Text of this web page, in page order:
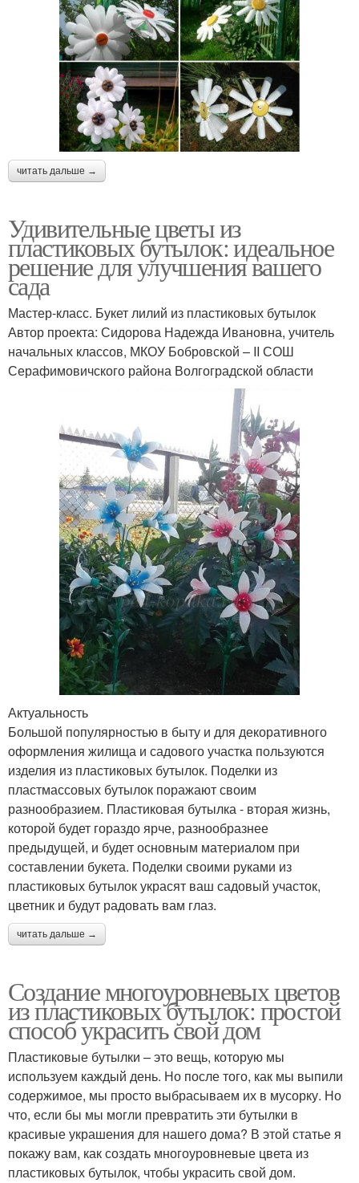
читать дальше →
Удивительные цветы из
пластиковых бутылок: идеальное
решение для улучшения вашего
сада
Мастер-класс. Букет лилий из пластиковых бутылок
Автор проекта: Сидорова Надежда Ивановна, учитель
начальных классов, МКОУ Бобровской – ΙΙ СОШ
Серафимовичского района Волгоградской области
Актуальность
Большой популярностью в быту и для декоративного
оформления жилища и садового участка пользуются
изделия из пластиковых бутылок. Поделки из
пластмассовых бутылок поражают своим
разнообразием. Пластиковая бутылка - вторая жизнь,
которой будет гораздо ярче, разнообразнее
предыдущей, и будет основным материалом при
составлении букета. Поделки своими руками из
пластиковых бутылок украсят ваш садовый участок,
цветник и будут радовать вам глаз.
читать дальше →
Создание многоуровневых цветов
из пластиковых бутылок: простой
способ украсить свой дом
Пластиковые бутылки – это вещь, которую мы
используем каждый день. Но после того, как мы выпили
содержимое, мы просто выбрасываем их в мусорку. Но
что, если бы мы могли превратить эти бутылки в
красивые украшения для нашего дома? В этой статье я
покажу вам, как создать многоуровневые цвета из
пластиковых бутылок, чтобы украсить свой дом.